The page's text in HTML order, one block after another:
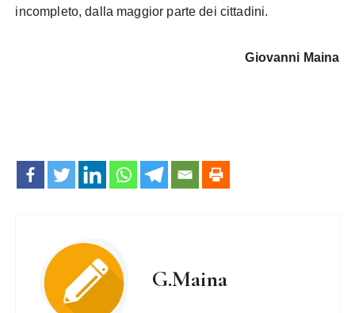
incompleto, dalla maggior parte dei cittadini.
Giovanni Maina
G.Maina